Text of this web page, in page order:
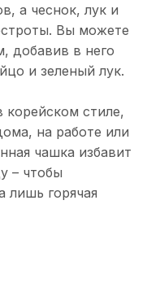
а чеснок, лук и
Вы можете
добавив в него
и зеленый лук.
стиле,
на работе или
чашка избавит
– чтобы
лишь горячая